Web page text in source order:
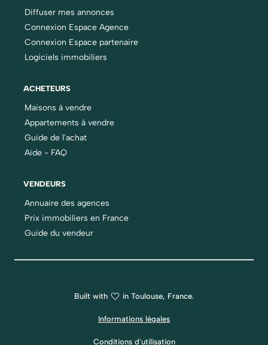
Diffuser mes annonces
Connexion Espace Agence
Connexion Espace partenaire
Logiciels immobiliers
ACHETEURS
Maisons à vendre
Appartements à vendre
Guide de l'achat
Aide - FAQ
VENDEURS
Annuaire des agences
Prix immobiliers en France
Guide du vendeur
Built with in Toulouse, France.
Informations légales
Conditions d'utilisation